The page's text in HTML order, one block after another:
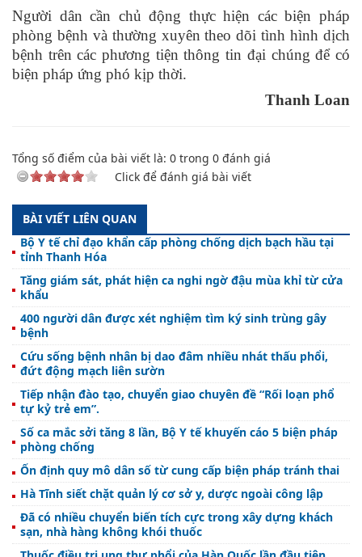
Người dân cần chủ động thực hiện các biện pháp
phòng bệnh và thường xuyên theo dõi tình hình dịch
bệnh trên các phương tiện thông tin đại chúng để có
biện pháp ứng phó kịp thời.
Thanh Loan
Tổng số điểm của bài viết là: 0 trong 0 đánh giá
Click để đánh giá bài viết
BÀI VIẾT LIÊN QUAN
Bộ Y tế chỉ đạo khẩn cấp phòng chống dịch bạch hầu tại
tỉnh Thanh Hóa
Tăng giám sát, phát hiện ca nghi ngờ đậu mùa khỉ từ cửa
khẩu
400 người dân được xét nghiệm tìm ký sinh trùng gây
bệnh
Cứu sống bệnh nhân bị dao đâm nhiều nhát thấu phổi,
đứt động mạch liên sườn
Tiếp nhận đào tạo, chuyển giao chuyên đề “Rối loạn phổ
tự kỷ trẻ em”.
Số ca mắc sởi tăng 8 lần, Bộ Y tế khuyến cáo 5 biện pháp
phòng chống
Ổn định quy mô dân số từ cung cấp biện pháp tránh thai
Hà Tĩnh siết chặt quản lý cơ sở y, dược ngoài công lập
Đã có nhiều chuyển biến tích cực trong xây dựng khách
sạn, nhà hàng không khói thuốc